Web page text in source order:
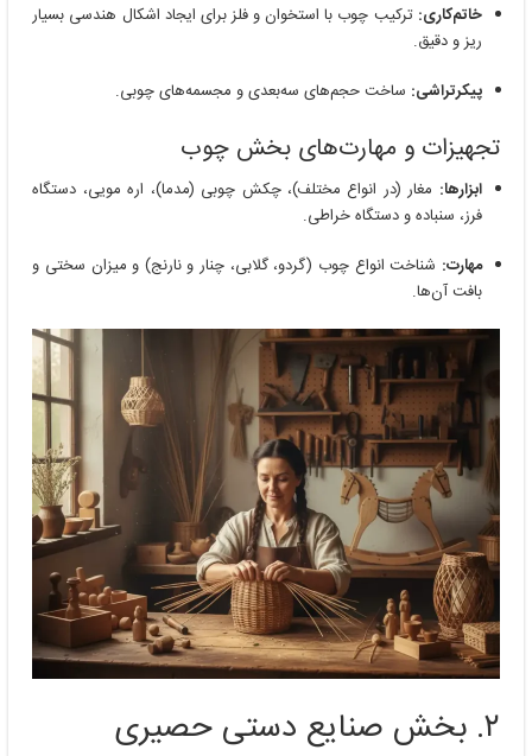
خاتم‌کاری: ترکیب چوب با استخوان و فلز برای ایجاد اشکال هندسی بسیار
ریز و دقیق.
پیکرتراشی: ساخت حجم‌های سه‌بعدی و مجسمه‌های چوبی.
تجهیزات و مهارت‌های بخش چوب
ابزارها: مغار (در انواع مختلف)، چکش چوبی (مدما)، اره مویی، دستگاه
فرز، سنباده و دستگاه خراطی.
مهارت: شناخت انواع چوب (گردو، گلابی، چنار و نارنج) و میزان سختی و
بافت آن‌ها.
۲. بخش صنایع دستی حصیری